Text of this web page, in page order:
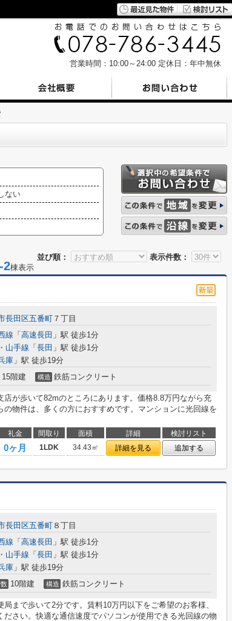
営業時間：10:00～24:00 定休日：年中無休
ない
並び順：
表示件数：
棟表示
長田区五番町 ７丁目
線 「 高速長田 」駅 徒歩1分
山手線 「 長田 」駅 徒歩1分
庫 」駅 徒歩19分
15階建 構造 鉄筋コンクリート
店が歩いて82mのところにあります。価格8.8万円ながら充
の物件は、多くの方におすすめです。マンションに光回線を
礼金 間取り 面積 詳細
検討リスト
0ヶ月 1LDK 34.43㎡ 詳細を見る 追加する
長田区五番町 ８丁目
線 「 高速長田 」駅 徒歩1分
山手線 「 長田 」駅 徒歩1分
庫 」駅 徒歩19分
10階建 構造 鉄筋コンクリート
局まで歩いて2分です。賃料10万円以下をご希望のお客様、
ださい。快適な通信速度でパソコンが使用できる光回線の物